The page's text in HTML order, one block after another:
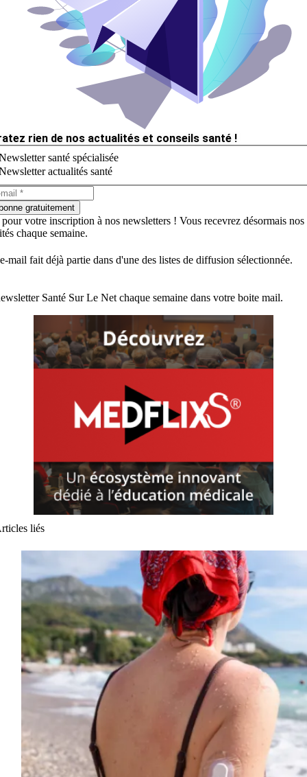
rien de nos actualités et conseils santé !
santé spécialisée
actualités santé
gratuitement
votre inscription à nos newsletters ! Vous recevrez désormais nos
chaque semaine.
mail fait déjà partie dans d'une des listes de diffusion sélectionnée.
Santé Sur Le Net chaque semaine dans votre boite mail.
liés